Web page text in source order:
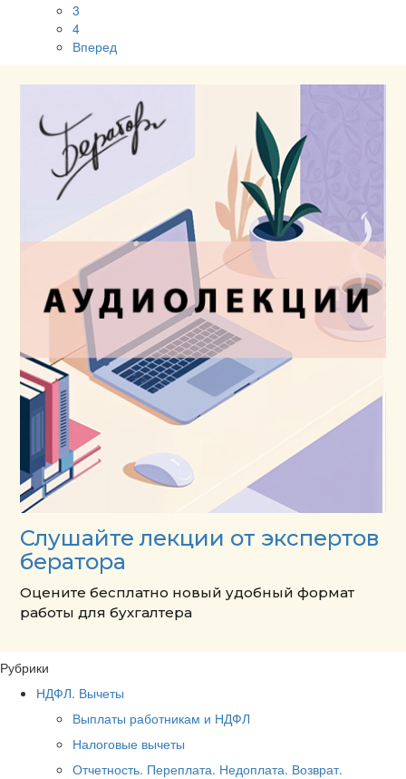
3
4
Вперед
Слушайте лекции от экспертов
бератора
Оцените бесплатно новый удобный формат
работы для бухгалтера
Рубрики
НДФЛ. Вычеты
Выплаты работникам и НДФЛ
Налоговые вычеты
Отчетность. Переплата. Недоплата. Возврат.